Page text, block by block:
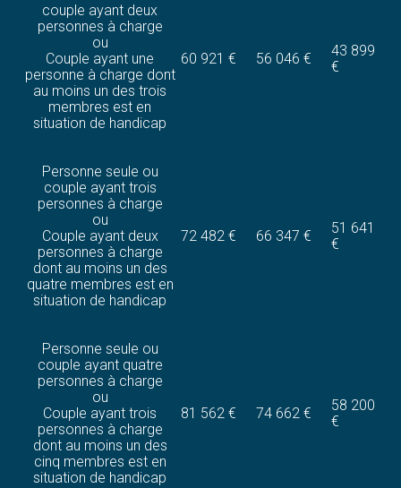
couple ayant deux
personnes à charge
ou
Couple ayant une
personne à charge dont
au moins un des trois
membres est en
situation de handicap
60 921 € 56 046 €
43 899
€
Personne seule ou
couple ayant trois
personnes à charge
ou
Couple ayant deux
personnes à charge
dont au moins un des
quatre membres est en
situation de handicap
72 482 € 66 347 €
51 641
€
Personne seule ou
couple ayant quatre
personnes à charge
ou
Couple ayant trois
personnes à charge
dont au moins un des
cinq membres est en
situation de handicap
81 562 € 74 662 €
58 200
€